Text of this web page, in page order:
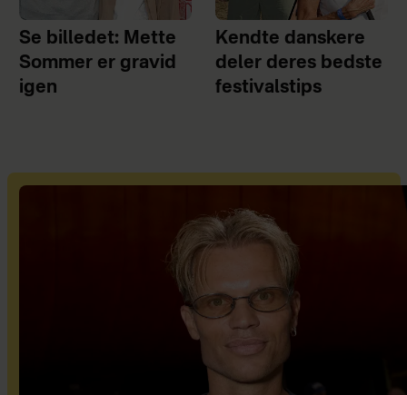
Se billedet: Mette
Sommer er gravid
igen
Kendte danskere
deler deres bedste
festivalstips